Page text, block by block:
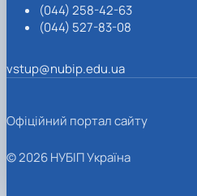
(044) 258-42-63
(044) 527-83-08
vstup@nubip.edu.ua
Офіційний портал сайту
© 2026 НУБІП Україна